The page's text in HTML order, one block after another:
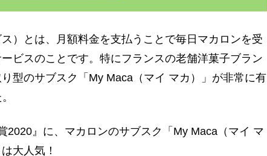
）とは、月額料金を支払うことで毎日マカロンを受
ビスのことです。特にフランスの老舗洋菓子ブラン
型のサブスク「My Maca（マイ マカ）」が非常に有
2020』に、マカロンのサブスク「My Maca（マイ マ
大人気！